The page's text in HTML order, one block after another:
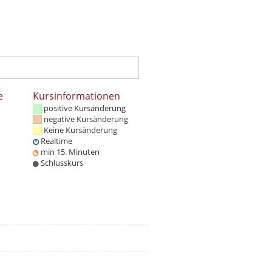
Kursinformationen
positive Kursänderung
negative Kursänderung
Keine Kursänderung
Realtime
min 15. Minuten
Schlusskurs